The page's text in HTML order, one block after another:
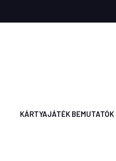
KÁRTYAJÁTÉK BEMUTATÓK